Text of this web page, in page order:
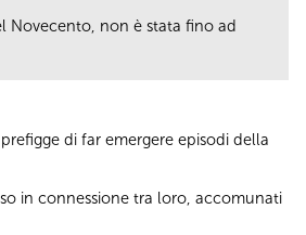
Novecento, non è stata fino ad
di far emergere episodi della
in connessione tra loro, accomunati